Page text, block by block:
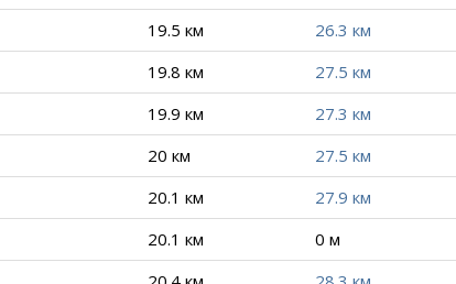
19.5 км 26.3 км
19.8 км 27.5 км
19.9 км 27.3 км
20 км 27.5 км
20.1 км 27.9 км
20.1 км 0 м